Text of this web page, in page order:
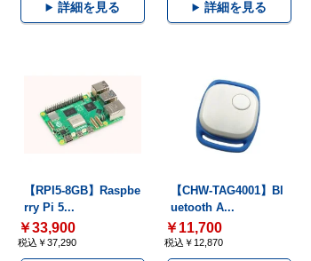
詳細を見る 詳細を見る
【RPI5-8GB】Raspbe
rry Pi 5...
￥33,900
税込￥37,290
【CHW-TAG4001】Bl
uetooth A...
￥11,700
税込￥12,870